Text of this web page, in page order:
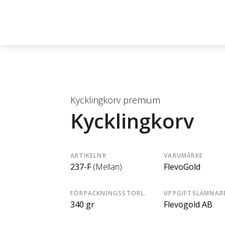
Kycklingkorv premium
Kycklingkorv
ARTIKELNR
237-F (Mellan)
VARUMÄRKE
FlevoGold
FÖRPACKNINGSSTORL.
340 gr Flevogold AB